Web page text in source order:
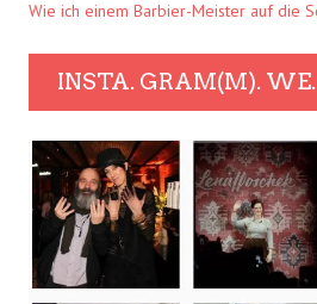
Wie ich einem Barbier-Meister auf die
INSTA. GRAM(M).